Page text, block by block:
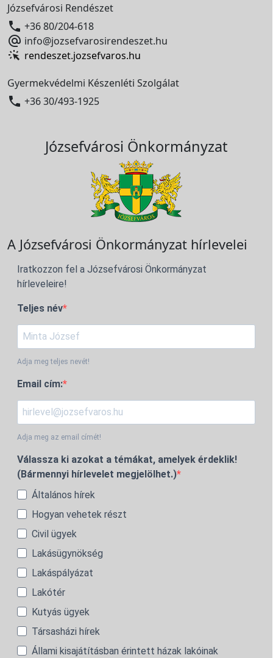
Józsefvárosi Rendészet
 +36 80/204-618
 info@jozsefvarosirendeszet.hu
rendeszet.jozsefvaros.hu
Gyermekvédelmi Készenléti Szolgálat
 +36 30/493-1925
Józsefvárosi Önkormányzat
A Józsefvárosi Önkormányzat hírlevelei
Iratkozzon fel a Józsefvárosi Önkormányzat
hírleveleire!
Teljes név
Adja meg teljes nevét!
Email cím:
Adja meg az email címét!
Válassza ki azokat a témákat, amelyek érdeklik!
(Bármennyi hírlevelet megjelölhet.)
Általános hírek
Hogyan vehetek részt
Civil ügyek
Lakásügynökség
Lakáspályázat
Lakótér
Kutyás ügyek
Társasházi hírek
Állami kisajátításban érintett házak lakóinak